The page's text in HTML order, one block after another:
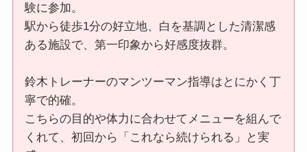
験に参加。
駅から徒歩1分の好立地、白を基調とした清潔感
ある施設で、第一印象から好感度抜群。
鈴木トレーナーのマンツーマン指導はとにかく丁
寧で的確。
こちらの目的や体力に合わせてメニューを組んで
くれて、初回から「これなら続けられる」と実